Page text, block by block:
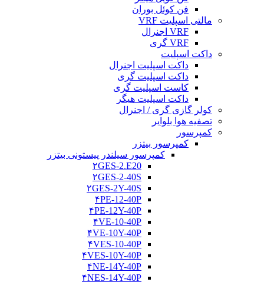
فن کوئل بوران
مالتی اسپلیت VRF
VRF اجنرال
VRF گری
داکت اسپلیت
داکت اسپلیت اجنرال
داکت اسپلیت گری
کاست اسپلیت گری
داکت اسپلیت هیگر
کولر گازی گری / اجنرال
تصفیه هوا بلوایر
کمپرسور
کمپرسور بیتزر
کمپرسور سیلندر پیستونی بیتزر
۲GES-2.E20
۲GES-2-40S
۲GES-2Y-40S
۴PE-12-40P
۴PE-12Y-40P
۴VE-10-40P
۴VE-10Y-40P
۴VES-10-40P
۴VES-10Y-40P
۴NE-14Y-40P
۴NES-14Y-40P